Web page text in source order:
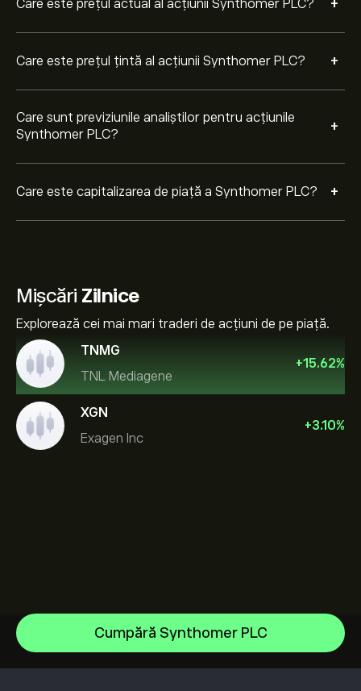
Care este prețul actual al acțiunii Synthomer PLC? +
Care este prețul țintă al acțiunii Synthomer PLC? +
Care sunt previziunile analiștilor pentru acțiunile
Synthomer PLC?
+
Care este capitalizarea de piață a Synthomer PLC? +
Mișcări Zilnice
Explorează cei mai mari traderi de acțiuni de pe piață.
TNMG
TNL Mediagene
+15.62%
XGN
Exagen Inc
+3.10%
Cumpără Synthomer PLC
Sandisk Corp/DE
Apple